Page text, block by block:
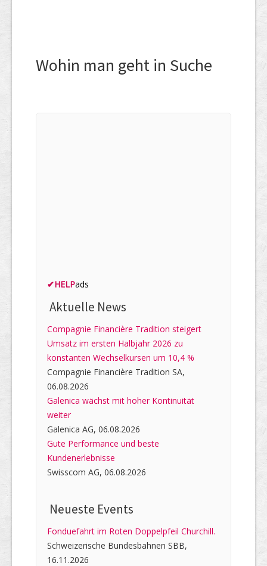
Wohin man geht in Suche
✔HELPads
Aktuelle News
Compagnie Financière Tradition steigert
Umsatz im ersten Halbjahr 2026 zu
konstanten Wechselkursen um 10,4 %
Compagnie Financière Tradition SA,
06.08.2026
Galenica wächst mit hoher Kontinuität
weiter
Galenica AG, 06.08.2026
Gute Performance und beste
Kundenerlebnisse
Swisscom AG, 06.08.2026
Neueste Events
Fonduefahrt im Roten Doppelpfeil Churchill.
Schweizerische Bundesbahnen SBB,
16.11.2026